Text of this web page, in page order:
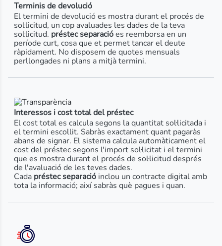
Terminis de devolució
El termini de devolució es mostra durant el procés de
sol·licitud, un cop avaluades les dades de la teva
sol·licitud. préstec separacióes reemborsa en un
període curt, cosa que et permet tancar el deute
ràpidament. No disposem de quotes mensuals
perllongades ni plans a mitjà termini.
Interessos i cost total del préstec
El cost total es calcula segons la quantitat sol·licitada i
el termini escollit. Sabràs exactament quant pagaràs
abans de signar. El sistema calcula automàticament el
cost del préstec segons l'import sol·licitat i el termini
que es mostra durant el procés de sol·licitud després
de l'avaluació de les teves dades.
Cada préstec separació inclou un contracte digital amb
tota la informació; així sabràs què pagues i quan.